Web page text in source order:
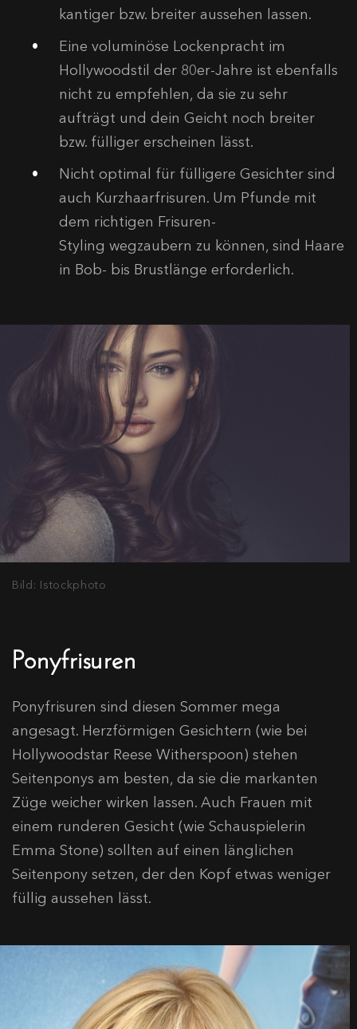
kantiger bzw. breiter aussehen lassen.
Eine voluminöse Lockenpracht im
Hollywoodstil der 80er-Jahre ist ebenfalls
nicht zu empfehlen, da sie zu sehr
aufträgt und dein Geicht noch breiter
bzw. fülliger erscheinen lässt.
Nicht optimal für fülligere Gesichter sind
auch Kurzhaarfrisuren. Um Pfunde mit
dem richtigen Frisuren-
Styling wegzaubern zu können, sind Haare
in Bob- bis Brustlänge erforderlich.
Bild: Istockphoto
Ponyfrisuren
Ponyfrisuren sind diesen Sommer mega
angesagt. Herzförmigen Gesichtern (wie bei
Hollywoodstar Reese Witherspoon) stehen
Seitenponys am besten, da sie die markanten
Züge weicher wirken lassen. Auch Frauen mit
einem runderen Gesicht (wie Schauspielerin
Emma Stone) sollten auf einen länglichen
Seitenpony setzen, der den Kopf etwas weniger
füllig aussehen lässt.